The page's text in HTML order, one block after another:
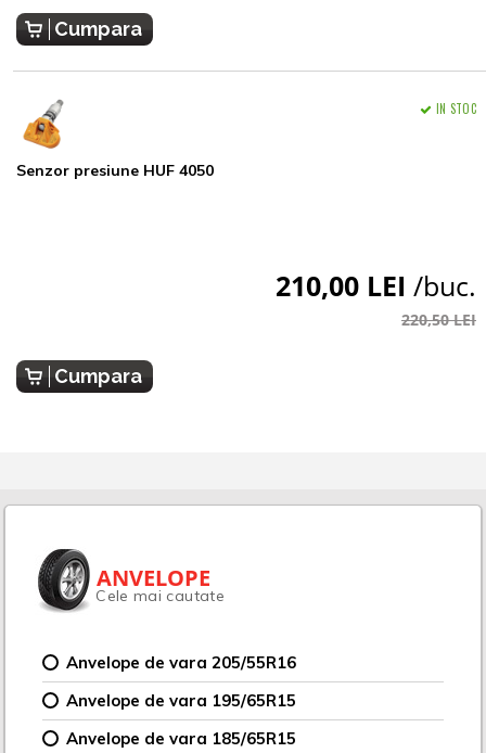
Cumpara
Senzor presiune HUF 4050
IN STOC
210,00 LEI /buc.
220,50 LEI
Cumpara
ANVELOPE
Cele mai cautate
Anvelope de vara 205/55R16
Anvelope de vara 195/65R15
Anvelope de vara 185/65R15